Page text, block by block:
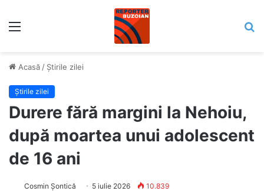
Acasă / Știrile zilei
Știrile zilei
Durere fără margini la Nehoiu,
după moartea unui adolescent
de 16 ani
Cosmin Șontică 5 iulie 2026 10.839